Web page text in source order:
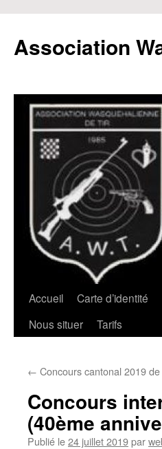
contenu
Association
Accueil Carte d’identité
Nous situer
Tarifs
← Concours cantonal 2019
Concours
(40ème
Publié le24 juillet 2019par